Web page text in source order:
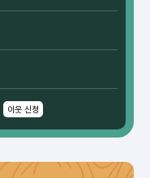
이웃 신청